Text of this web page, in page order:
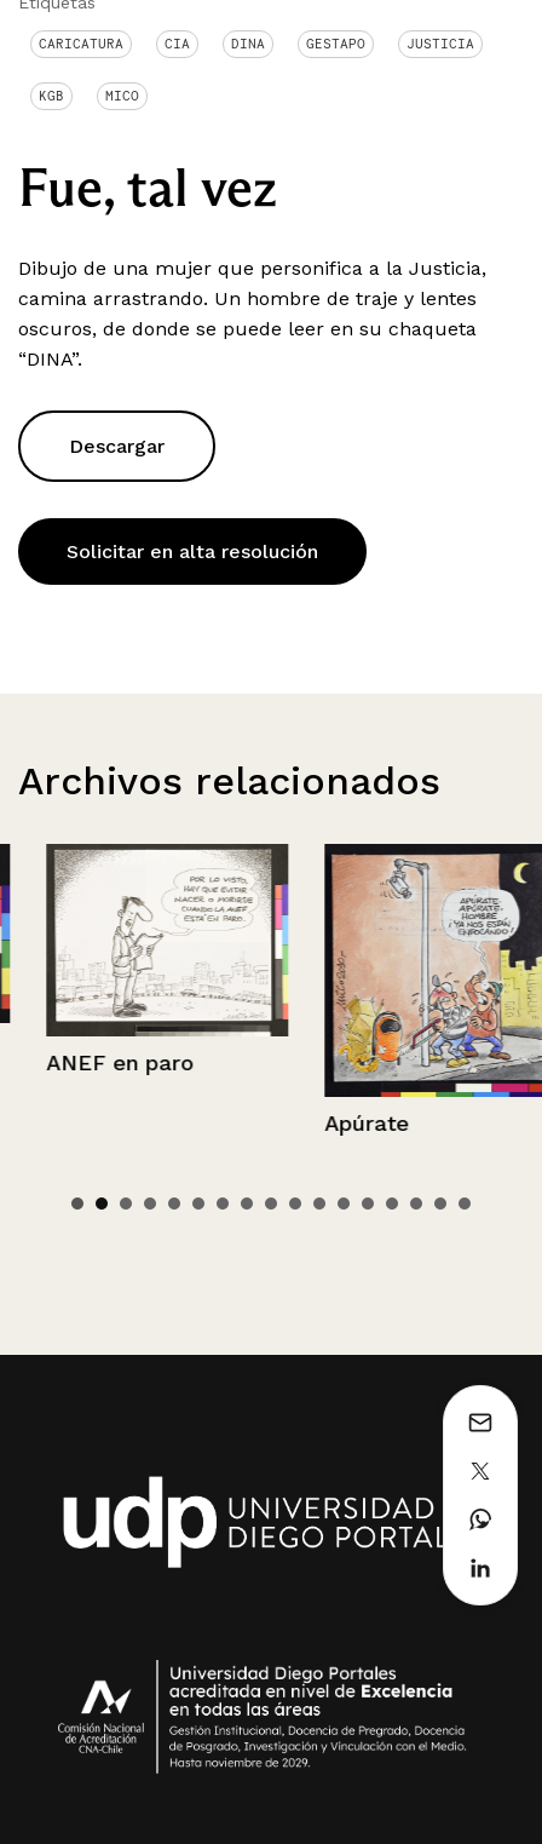
CARICATURA CIA DINA GESTAPO JUSTICIA
KGB MICO
Fue, tal vez
Dibujo de una mujer que personifica a la Justicia,
camina arrastrando. Un hombre de traje y lentes
oscuros, de donde se puede leer en su chaqueta
“DINA”.
Descargar
Solicitar en alta resolución
Archivos relacionados
ANEF en paro
Apúrate